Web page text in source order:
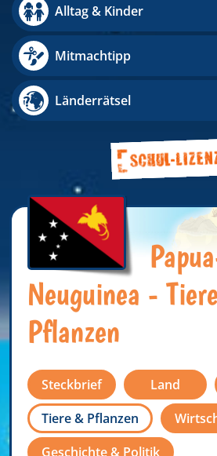
Alltag & Kinder
Mitmachtipp
Länderrätsel
Neuguinea -
Pflanzen
Steckbrief Land
Tiere & Pflanzen
Geschichte & Politik